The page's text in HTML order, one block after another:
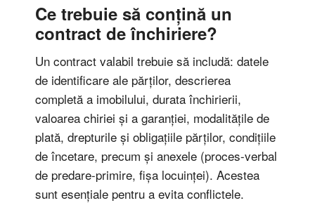
Ce trebuie să conțină un
contract de închiriere?
Un contract valabil trebuie să includă: datele
de identificare ale părților, descrierea
completă a imobilului, durata închirierii,
valoarea chiriei și a garanției, modalitățile de
plată, drepturile și obligațiile părților, condițiile
de încetare, precum și anexele (proces-verbal
de predare-primire, fișa locuinței). Acestea
sunt esențiale pentru a evita conflictele.